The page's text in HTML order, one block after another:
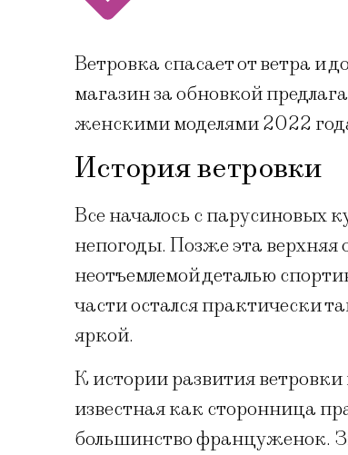
Ветровка спасает от ветра и
магазин за обновкой
женскими моделями 2022
История ветровки
Все началось с парусиновых
непогоды. Позже эта верхняя
неотъемлемой деталью
части остался практически
яркой.
К истории развития
известная как сторонница
большинство француженок.